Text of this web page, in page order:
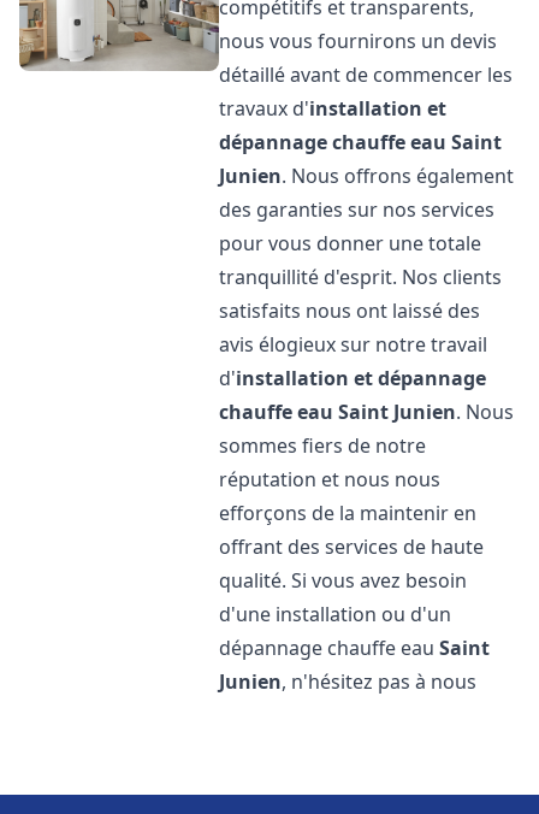
compétitifs et transparents,
nous vous fournirons un devis
détaillé avant de commencer les
travaux d'installation et
dépannage chauffe eau Saint
Junien. Nous offrons également
des garanties sur nos services
pour vous donner une totale
tranquillité d'esprit. Nos clients
satisfaits nous ont laissé des
avis élogieux sur notre travail
d'installation et dépannage
chauffe eau Saint Junien. Nous
sommes fiers de notre
réputation et nous nous
efforçons de la maintenir en
offrant des services de haute
qualité. Si vous avez besoin
d'une installation ou d'un
dépannage chauffe eauSaint
Junien, n'hésitez pas à nous